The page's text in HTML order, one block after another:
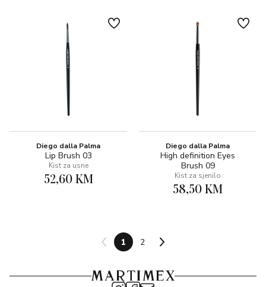
Diego dalla Palma
Lip Brush 03
Kist za usne
52,60 KM
Diego dalla Palma
High definition Eyes
Brush 09
Kist za sjenilo
58,50 KM
1 2